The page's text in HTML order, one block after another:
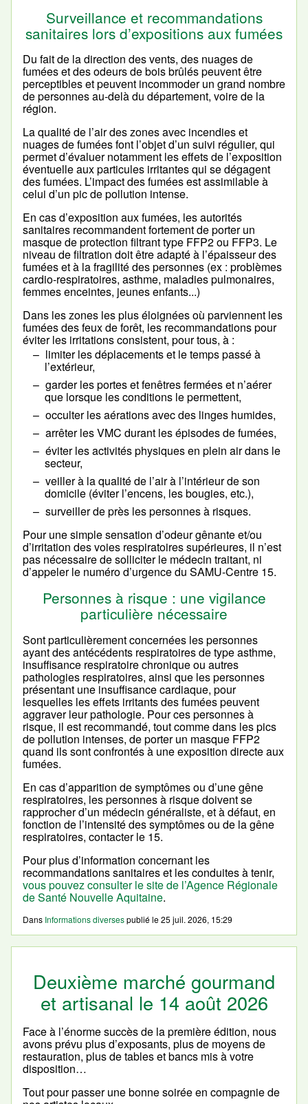
Surveillance et recommandations
sanitaires lors d’expositions aux fumées
Du fait de la direction des vents, des nuages de
fumées et des odeurs de bois brûlés peuvent être
perceptibles et peuvent incommoder un grand nombre
de personnes au-delà du département, voire de la
région.
La qualité de l’air des zones avec incendies et
nuages de fumées font l’objet d’un suivi régulier, qui
permet d’évaluer notamment les effets de l’exposition
éventuelle aux particules irritantes qui se dégagent
des fumées. L’impact des fumées est assimilable à
celui d’un pic de pollution intense.
En cas d’exposition aux fumées, les autorités
sanitaires recommandent fortement de porter un
masque de protection filtrant type FFP2 ou FFP3. Le
niveau de filtration doit être adapté à l’épaisseur des
fumées et à la fragilité des personnes (ex : problèmes
cardio-respiratoires, asthme, maladies pulmonaires,
femmes enceintes, jeunes enfants...)
Dans les zones les plus éloignées où parviennent les
fumées des feux de forêt, les recommandations pour
éviter les irritations consistent, pour tous, à :
limiter les déplacements et le temps passé à
l’extérieur,
garder les portes et fenêtres fermées et n’aérer
que lorsque les conditions le permettent,
occulter les aérations avec des linges humides,
arrêter les VMC durant les épisodes de fumées,
éviter les activités physiques en plein air dans le
secteur,
veiller à la qualité de l’air à l’intérieur de son
domicile (éviter l’encens, les bougies, etc.),
surveiller de près les personnes à risques.
Pour une simple sensation d’odeur gênante et/ou
d’irritation des voies respiratoires supérieures, il n’est
pas nécessaire de solliciter le médecin traitant, ni
d’appeler le numéro d’urgence du SAMU-Centre 15.
Personnes à risque : une vigilance
particulière nécessaire
Sont particulièrement concernées les personnes
ayant des antécédents respiratoires de type asthme,
insuffisance respiratoire chronique ou autres
pathologies respiratoires, ainsi que les personnes
présentant une insuffisance cardiaque, pour
lesquelles les effets irritants des fumées peuvent
aggraver leur pathologie. Pour ces personnes à
risque, il est recommandé, tout comme dans les pics
de pollution intenses, de porter un masque FFP2
quand ils sont confrontés à une exposition directe aux
fumées.
En cas d’apparition de symptômes ou d’une gêne
respiratoires, les personnes à risque doivent se
rapprocher d’un médecin généraliste, et à défaut, en
fonction de l’intensité des symptômes ou de la gêne
respiratoires, contacter le 15.
Pour plus d’information concernant les
recommandations sanitaires et les conduites à tenir,
vous pouvez consulter le site de l’Agence Régionale
de Santé Nouvelle Aquitaine.
Dans Informations diversespublié le25 juil. 2026, 15:29
Deuxième marché gourmand
et artisanal le 14 août 2026
Face à l’énorme succès de la première édition, nous
avons prévu plus d’exposants, plus de moyens de
restauration, plus de tables et bancs mis à votre
disposition…
Tout pour passer une bonne soirée en compagnie de